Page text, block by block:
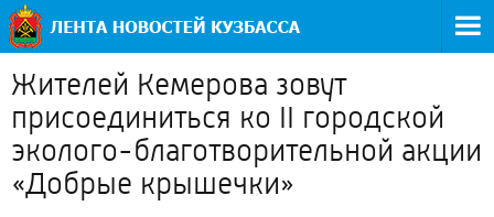
Жителей Кемерова зовут
присоединиться ко II городской
эколого-благотворительной акции
«Добрые крышечки»